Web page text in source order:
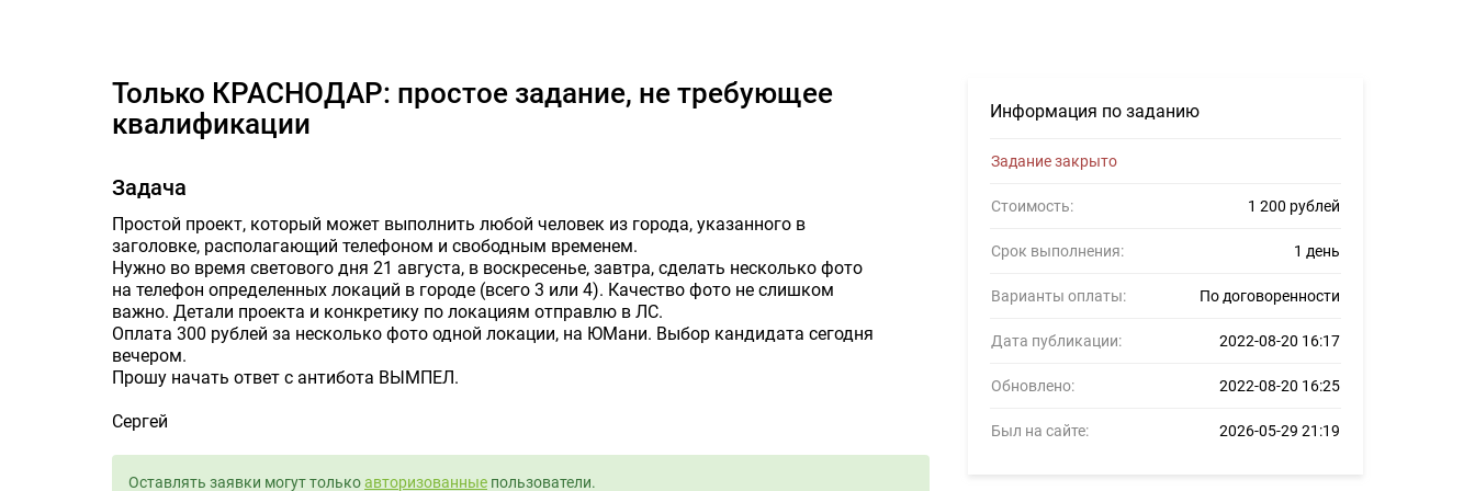
Информация по заданию
Задание закрыто
Стоимость: 1 200 рублей
Срок выполнения: 1 день
Варианты оплаты: По договоренности
Дата публикации: 2022-08-20 16:17
Обновлено: 2022-08-20 16:25
Был на сайте: 2026-05-29 21:19
только КРАСНОДАР: простое задание, не требующее
квалификации
Задача
Простой проект, который может выполнить любой человек из города, указанного в
заголовке, располагающий телефоном и свободным временем.
Нужно во время светового дня 21 августа, в воскресенье, завтра, сделать несколько фото
на телефон определенных локаций в городе (всего 3 или 4). Качество фото не слишком
важно. Детали проекта и конкретику по локациям отправлю в ЛС.
Оплата 300 рублей за несколько фото одной локации, на ЮМани. Выбор кандидата сегодня
вечером.
Прошу начать ответ с антибота ВЫМПЕЛ.
Сергей
Оставлять заявки могут толькоавторизованные пользователи.